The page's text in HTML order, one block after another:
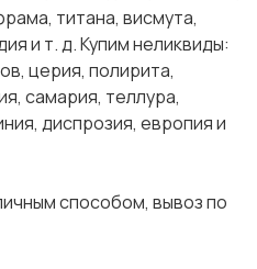
титана, висмута,
и т. д. Купим неликвиды:
церия, полирита,
самария, теллура,
диспрозия, европия и
способом, вывоз по